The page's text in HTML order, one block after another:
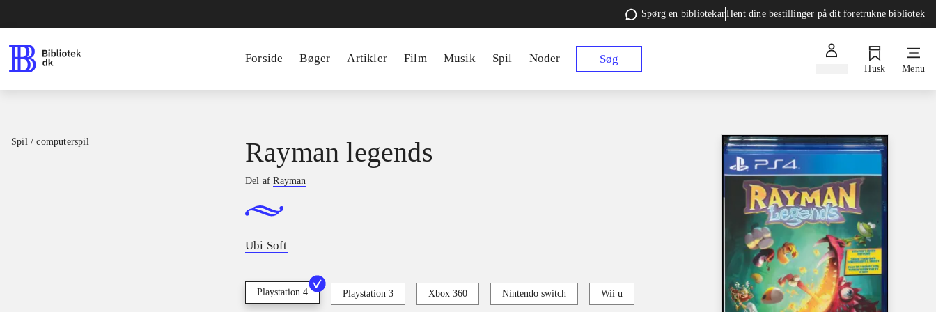
Spørg en bibliotekarHent dine bestillinger på dit foretrukne bibliotek
Forside Bøger Artikler Film Musik Spil Noder Søg
Husk Menu
Spil / computerspil Rayman legends
Del afRayman
Ubi Soft
Playstation 4 Playstation 3 Xbox 360 Nintendo switch Wii u